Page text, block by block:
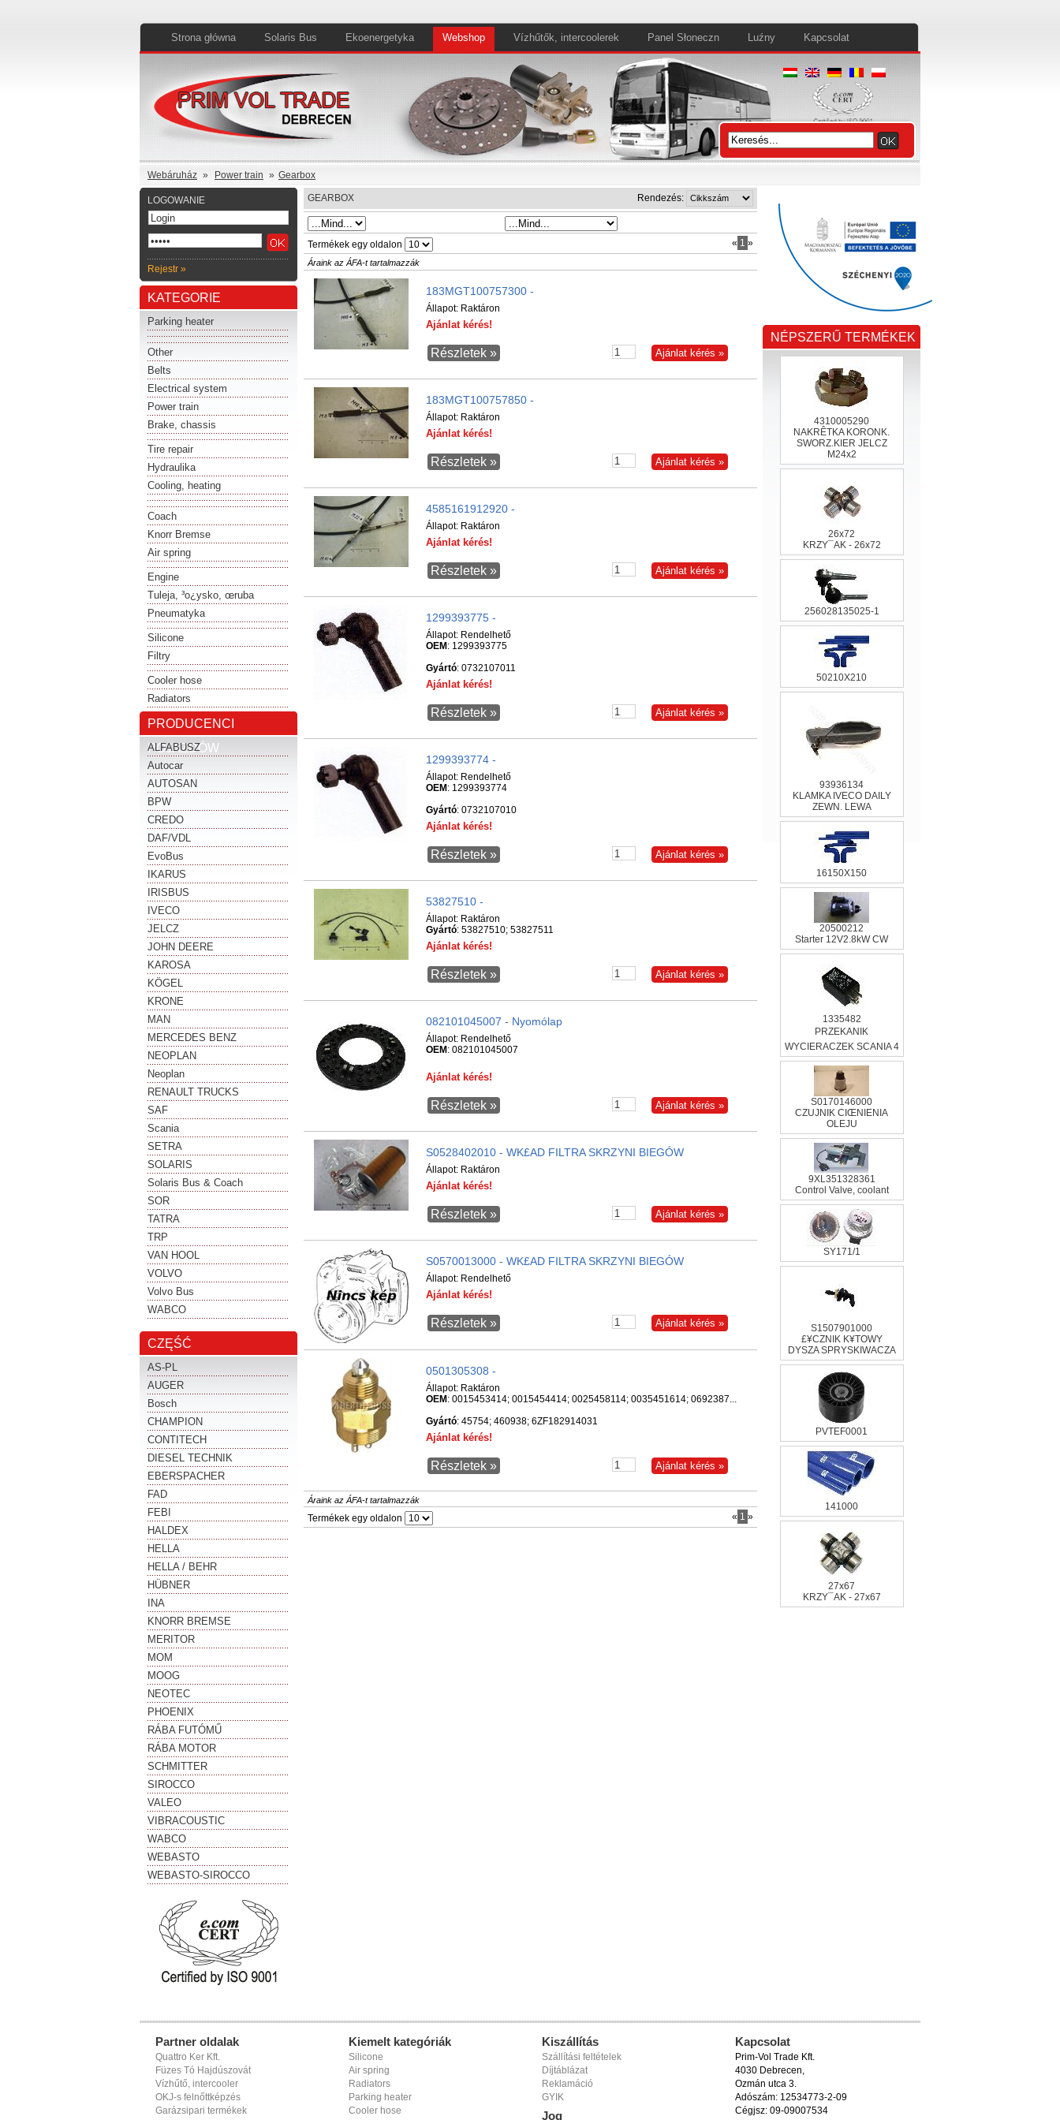
Strona główna Solaris Bus Ekoenergetyka Webshop Vízhűtők, intercoolerek Panel Słoneczn Luźny Kapcsolat
Webáruház » Power train » Gearbox
LOGOWANIE
Rejestr »
KATEGORIE
Parking heater
Other
Belts
Electrical system
Power train
Brake, chassis
Tire repair
Hydraulika
Cooling, heating
Coach
Knorr Bremse
Air spring
Engine
Tuleja, ³o¿ysko, œruba
Pneumatyka
Silicone
Filtry
Cooler hose
Radiators
PRODUCENCI
POJAZDÓW
ALFABUSZ
Autocar
AUTOSAN
BPW
CREDO
DAF/VDL
EvoBus
IKARUS
IRISBUS
IVECO
JELCZ
JOHN DEERE
KAROSA
KÖGEL
KRONE
MAN
MERCEDES BENZ
NEOPLAN
Neoplan
RENAULT TRUCKS
SAF
Scania
SETRA
SOLARIS
Solaris Bus & Coach
SOR
TATRA
TRP
VAN HOOL
VOLVO
Volvo Bus
WABCO
CZĘŚĆ
AS-PL
AUGER
Bosch
CHAMPION
CONTITECH
DIESEL TECHNIK
EBERSPACHER
FAD
FEBI
HALDEX
HELLA
HELLA / BEHR
HÜBNER
INA
KNORR BREMSE
MERITOR
MOM
MOOG
NEOTEC
PHOENIX
RÁBA FUTÓMŰ
RÁBA MOTOR
SCHMITTER
SIROCCO
VALEO
VIBRACOUSTIC
WABCO
WEBASTO
WEBASTO-SIROCCO
GEARBOX Rendezés:
Termékek egy oldalon « 1 »
Áraink az ÁFA-t tartalmazzák
183MGT100757300 -
Állapot: Raktáron
Ajánlat kérés!
Részletek »
183MGT100757850 -
Állapot: Raktáron
Ajánlat kérés!
Részletek »
4585161912920 -
Állapot: Raktáron
Ajánlat kérés!
Részletek »
1299393775 -
Állapot: Rendelhető
OEM : 1299393775
Gyártó: 0732107011
Ajánlat kérés!
Részletek »
1299393774 -
Állapot: Rendelhető
OEM : 1299393774
Gyártó: 0732107010
Ajánlat kérés!
Részletek »
53827510 -
Állapot: Raktáron
Gyártó: 53827510; 53827511
Ajánlat kérés!
Részletek »
082101045007 - Nyomólap
Állapot: Rendelhető
OEM : 082101045007
Ajánlat kérés!
Részletek »
S0528402010 - WK£AD FILTRA SKRZYNI BIEGÓW
Állapot: Raktáron
Ajánlat kérés!
Részletek »
S0570013000 - WK£AD FILTRA SKRZYNI BIEGÓW
Állapot: Rendelhető
Ajánlat kérés!
Részletek »
0501305308 -
Állapot: Raktáron
OEM : 0015453414; 0015454414; 0025458114; 0035451614; 0692387...
Gyártó: 45754; 460938; 6ZF182914031
Ajánlat kérés!
Részletek »
Áraink az ÁFA-t tartalmazzák
Termékek egy oldalon « 1 »
NÉPSZERŰ TERMÉKEK
4310005290
NAKRÊTKA KORONK.
SWORZ.KIER JELCZ
M24x2
26x72
KRZY¯AK - 26x72
256028135025-1
50210X210
93936134
KLAMKA IVECO DAILY
ZEWN. LEWA
16150X150
20500212
Starter 12V2.8kW CW
1335482
PRZEKANIK
WYCIERACZEK SCANIA 4
S0170146000
CZUJNIK CIŒNIENIA
OLEJU
9XL351328361
Control Valve, coolant
SY171/1
S1507901000
£¥CZNIK K¥TOWY
DYSZA SPRYSKIWACZA
PVTEF0001
141000
27x67
KRZY¯AK - 27x67
Partner oldalak
Quattro Ker Kft.
Füzes Tó Hajdúszovát
Vízhűtő, intercooler
OKJ-s felnőttképzés
Garázsipari termékek
Kiemelt kategóriák
Silicone
Air spring
Radiators
Parking heater
Cooler hose
Kiszállítás
Szállítási feltételek
Díjtáblázat
Reklamáció
GYIK
Jog
Kapcsolat
Prim-Vol Trade Kft.
4030 Debrecen,
Ozmán utca 3.
Adószám: 12534773-2-09
Cégjsz: 09-09007534